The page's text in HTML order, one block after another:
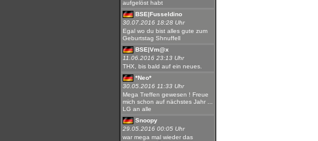
aufgelöst habt
BSE|Fusseldino
30.07.2016 18:28 Uhr
Egal wo du bist alles gute zum
Geburtstag Shnuffell
BSE|Vm@x
11.06.2016 23:13 Uhr
THX, bis bald auf ein neues.
*Neo*
30.05.2016 11:33 Uhr
Mega Treffen gewesen ! Freue
mich schon auf nächstes Jahr ...
LG an alle
Snoopy
29.05.2016 00:05 Uhr
war mega mal wieder das